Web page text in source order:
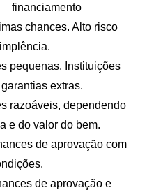
financiamento
chances. Alto risco
pequenas. Instituições
extras.
razoáveis, dependendo
e do valor do bem.
de aprovação com
de aprovação e